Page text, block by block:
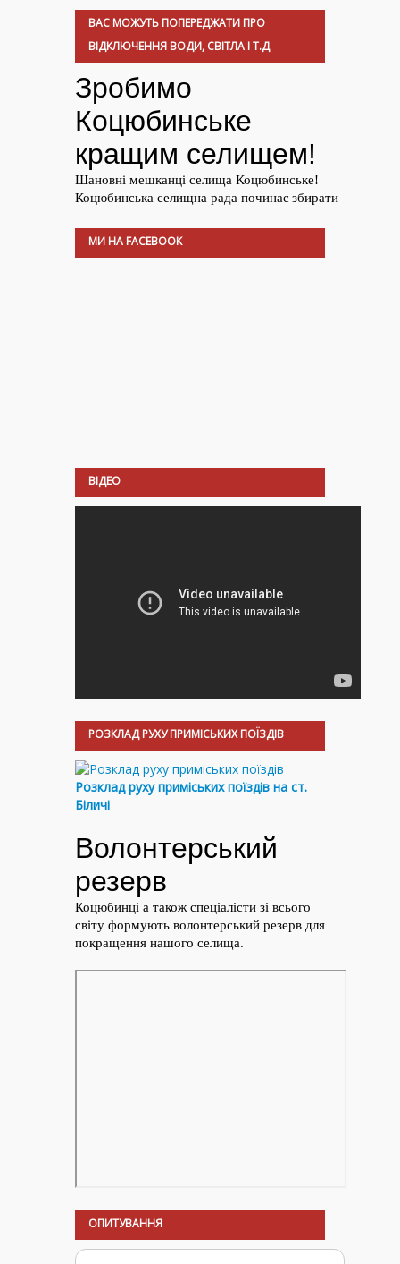
ВАС МОЖУТЬ ПОПЕРЕДЖАТИ ПРО
ВІДКЛЮЧЕННЯ ВОДИ, СВІТЛА І Т.Д
МИ НА FACEBOOK
ВІДЕО
РОЗКЛАД РУХУ ПРИМІСЬКИХ ПОЇЗДІВ
Розклад руху приміських поїздів на ст.
Біличі
ОПИТУВАННЯ